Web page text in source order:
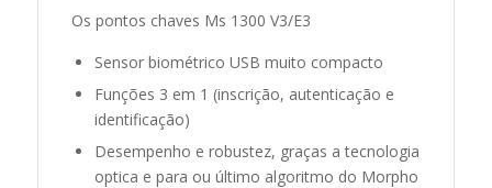
Os pontos chaves Ms 1300 V3/E3
Sensor biométrico USB muito compacto
Funções 3 em 1 (inscrição, autenticação e
identificação)
Desempenho e robustez, graças a tecnologia
optica e para ou último algoritmo do Morpho